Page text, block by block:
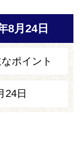
8月24日
ポイント
24日